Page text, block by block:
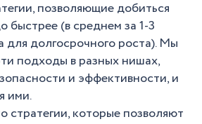
позволяющие добиться
быстрее (в среднем за 1-3
для долгосрочного роста). Мы
подходы в разных нишах,
и эффективности, и
ими.
стратегии, которые позволяют